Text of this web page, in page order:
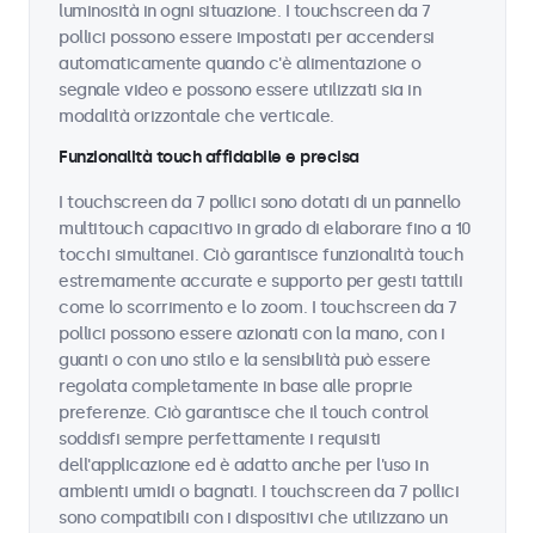
luminosità in ogni situazione. I touchscreen da 7
pollici possono essere impostati per accendersi
automaticamente quando c'è alimentazione o
segnale video e possono essere utilizzati sia in
modalità orizzontale che verticale.
Funzionalità touch affidabile e precisa
I touchscreen da 7 pollici sono dotati di un pannello
multitouch capacitivo in grado di elaborare fino a 10
tocchi simultanei. Ciò garantisce funzionalità touch
estremamente accurate e supporto per gesti tattili
come lo scorrimento e lo zoom. I touchscreen da 7
pollici possono essere azionati con la mano, con i
guanti o con uno stilo e la sensibilità può essere
regolata completamente in base alle proprie
preferenze. Ciò garantisce che il touch control
soddisfi sempre perfettamente i requisiti
dell'applicazione ed è adatto anche per l'uso in
ambienti umidi o bagnati. I touchscreen da 7 pollici
sono compatibili con i dispositivi che utilizzano un